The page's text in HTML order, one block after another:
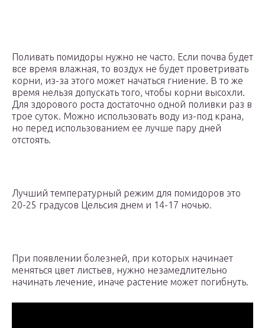
Поливать помидоры нужно не часто. Если почва будет
все время влажная, то воздух не будет проветривать
корни, из-за этого может начаться гниение. В то же
время нельзя допускать того, чтобы корни высохли.
Для здорового роста достаточно одной поливки раз в
трое суток. Можно использовать воду из-под крана,
но перед использованием ее лучше пару дней
отстоять.
Лучший температурный режим для помидоров это
20-25 градусов Цельсия днем и 14-17 ночью.
При появлении болезней, при которых начинает
меняться цвет листьев, нужно незамедлительно
начинать лечение, иначе растение может погибнуть.